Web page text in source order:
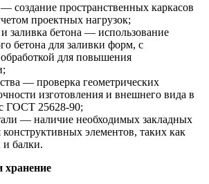
создание пространственных каркасов
проектных нагрузок;
заливка бетона — использование
бетона для заливки форм, с
для повышения
— проверка геометрических
изготовления и внешнего вида в
ГОСТ 25628-90;
— наличие необходимых закладных
конструктивных элементов, таких как
и балки.
хранение